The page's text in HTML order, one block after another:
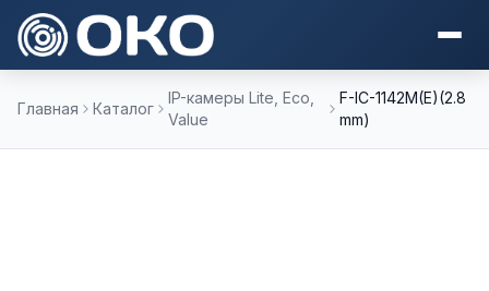
Главная Каталог
IP-камеры Lite, Eco,
Value
F-IC-1142M(E)(2.8
mm)